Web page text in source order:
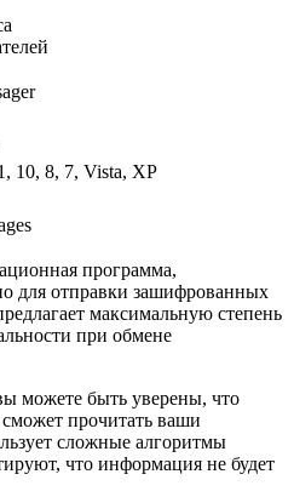
10, 8, 7, Vista, XP
программа,
для отправки зашифрованных
максимальную степень
при обмене
можете быть уверены, что
прочитать ваши
сложные алгоритмы
что информация не будет